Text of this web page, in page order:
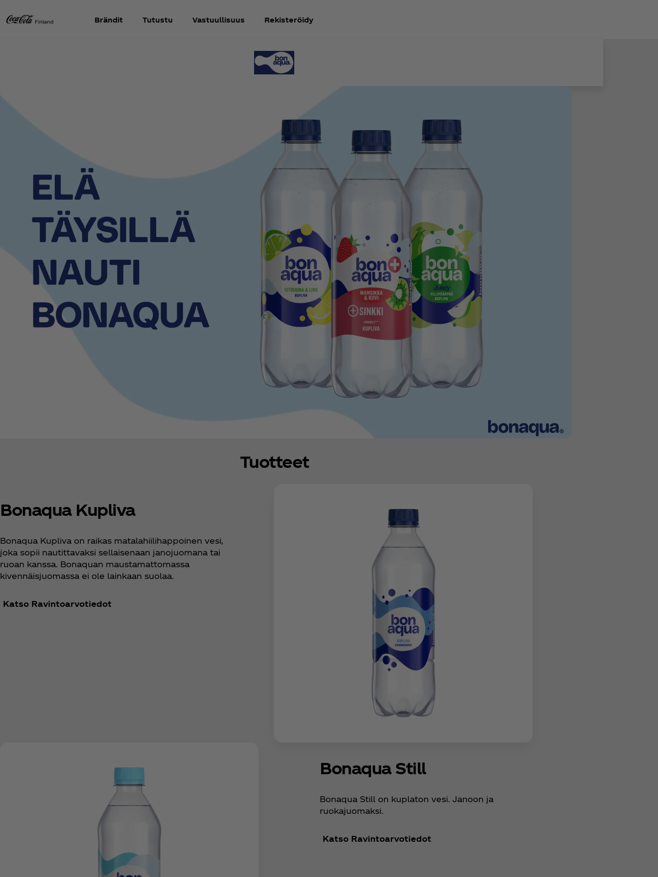
Brändit Tutustu Vastuullisuus Rekisteröidy
Tuotteet
Bonaqua Kupliva
Bonaqua Kupliva on raikas matalahiilihappoinen vesi,
joka sopii nautittavaksi sellaisenaan janojuomana tai
ruoan kanssa. Bonaquan maustamattomassa
kivennäisjuomassa ei ole lainkaan suolaa.
Katso Ravintoarvotiedot
Bonaqua Still
Bonaqua Still on kuplaton vesi. Janoon ja
ruokajuomaksi.
Katso Ravintoarvotiedot